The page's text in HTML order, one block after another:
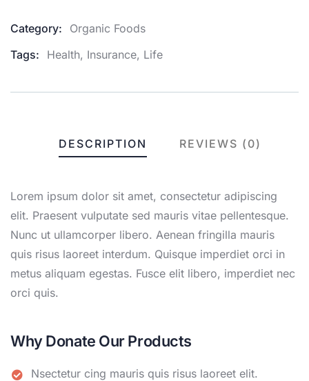
Category:
Organic Foods
Tags:
Health, Insurance, Life
DESCRIPTION REVIEWS (0)
Lorem ipsum dolor sit amet, consectetur adipiscing
elit. Praesent vulputate sed mauris vitae pellentesque.
Nunc ut ullamcorper libero. Aenean fringilla mauris
quis risus laoreet interdum. Quisque imperdiet orci in
metus aliquam egestas. Fusce elit libero, imperdiet nec
orci quis.
Why Donate Our Products
Nsectetur cing mauris quis risus laoreet elit.